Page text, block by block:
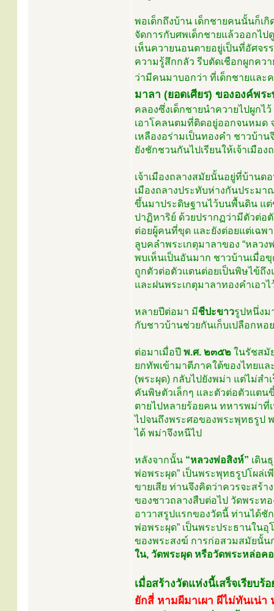
พอเด็กถึงบ้าน เด็กชายคนนั้นก็เ
จัดการกับศพเด็กชายแล้วออกไป
เห็นควายนอนตายอยู่เป็นที่อัศจร
ความรู้สึกกลัว รีบตัดเชือกผูกคว
ว่ามีคนมาบอกว่า ที่เด็กชายและ
มาลา (ยอดเศียร) ขององค์พร
คลองซึ่งเด็กชายนำควายไปผูกไ
เอาโคลนตมที่ติดอยู่ออกจนหมด
เหลืองอร่ามเป็นทองคำ ชาวบ้า
ยังชักชวนกันไปเรียนให้เจ้าเมือง
เจ้าเมืองถลางสมัยนั้นอยู่ที่บ้าน
เมืองถลางประทับห่างกันประมา
ขึ้นมาประดิษฐานไว้บนพื้นดิน แต่
ปาฏิหาริย์ ด้วยปรากฏว่ามีตัวต่
ต่อยผู้คนที่ขุด และยังต่อยแต่เฉพ
ลูบคลำพระเกตุมาลาของ “หลว
พบเห็นเป็นอันมาก ชาวบ้านเมื่อ
ถูกตัวต่อตัวแตนต่อยเป็นพิษไข้ถึง
และฝนพระเกตุมาลาทองคำเอาไ
หลายปีต่อมา มีชีปะขาวรูปหนึ่งม
กับชาวบ้านช่วยกันเก็บเปลือกห
ต่อมาเมื่อปี พ.ศ. ๒๓๕๒ ในรัชสมั
ยกทัพเข้ามาตีภาคใต้ของไทยแล
(พระผุด) กลับไปยังพม่า แต่ไม่สำ
คันพิษตัวเล็กๆ และตัวต่อตัวแต
ตายไปหลายร้อยคน ทหารพม่าที่
ไปจนถึงพระศอของพระพุทธรูป
ได้ พม่าจึงหนีไป
หลังจากนั้น “หลวงพ่อสิงห์” เดิน
พ่อพระผุด” เป็นพระพุทธรูปโผล่
ขายเสีย ท่านจึงคิดว่าควรจะสร้
ของชาวถลางสืบต่อไป วัดพระทอ
อาวาสรูปแรกของวัดนี้ ท่านได้ชั
พ่อพระผุด” เป็นพระประธานใน
ของพระสงฆ์ การก่อสวมสมัยนั้น
ใน, วัดพระผุด หรือวัดพระหล่อคอ
เมื่อสร้างวัดแห่งนี้เสร็จเรียบ
ยักสี่ หามผีมาเผา ผีไม่ทันเน่